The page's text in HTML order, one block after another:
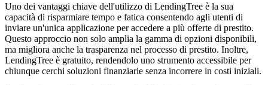
Uno dei vantaggi chiave dell'utilizzo di LendingTree è la sua
capacità di risparmiare tempo e fatica consentendo agli utenti di
inviare un'unica applicazione per accedere a più offerte di prestito.
Questo approccio non solo amplia la gamma di opzioni disponibili,
ma migliora anche la trasparenza nel processo di prestito. Inoltre,
LendingTree è gratuito, rendendolo uno strumento accessibile per
chiunque cerchi soluzioni finanziarie senza incorrere in costi iniziali.